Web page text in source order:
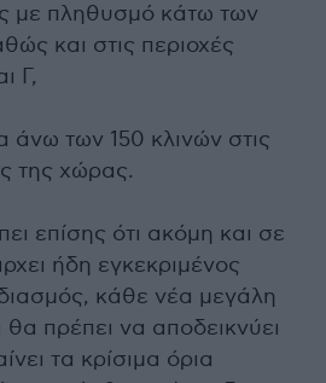
με πληθυσμό κάτω των
και στις περιοχές
Γ,
άνω των 150 κλινών στις
της χώρας.
επίσης ότι ακόμη και σε
ήδη εγκεκριμένος
κάθε νέα μεγάλη
πρέπει να αποδεικνύει
τα κρίσιμα όρια